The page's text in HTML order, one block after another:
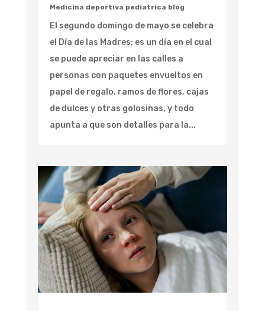
Medicina deportiva pediatrica blog
El segundo domingo de mayo se celebra
el Día de las Madres; es un día en el cual
se puede apreciar en las calles a
personas con paquetes envueltos en
papel de regalo, ramos de flores, cajas
de dulces y otras golosinas, y todo
apunta a que son detalles para la...